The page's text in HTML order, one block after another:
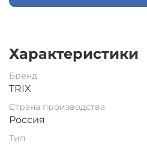
Характеристики
Бренд
TRIX
Страна производства
Россия
Тип